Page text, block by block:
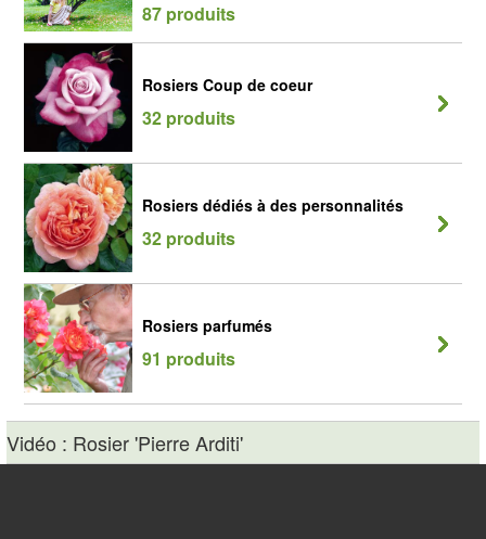
87 produits
Rosiers Coup de coeur
32 produits
Rosiers dédiés à des personnalités
32 produits
Rosiers parfumés
91 produits
Vidéo : Rosier 'Pierre Arditi'